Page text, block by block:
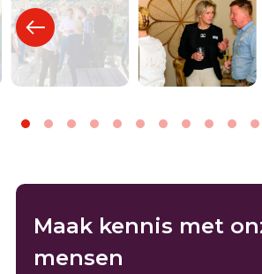
Maak kennis met
mensen